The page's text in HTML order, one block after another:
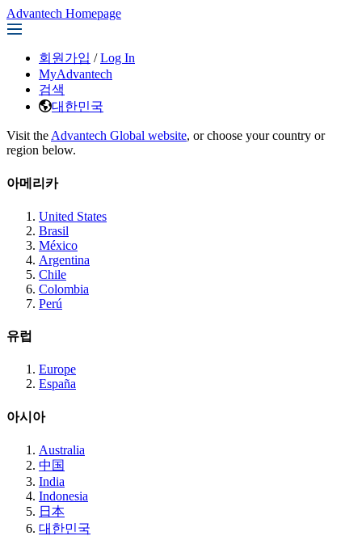
Advantech Homepage
회원가입 / Log In
MyAdvantech
검색
대한민국
Visit the Advantech Global website, or choose your country or
region below.
아메리카
United States
Brasil
México
Argentina
Chile
Colombia
Perú
유럽
Europe
España
아시아
Australia
中国
India
Indonesia
日本
대한민국